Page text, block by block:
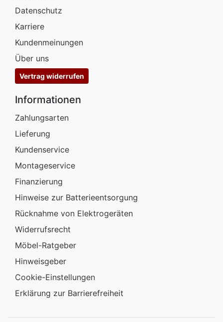
Datenschutz
Karriere
Kundenmeinungen
Über uns
Vertrag widerrufen
Informationen
Zahlungsarten
Lieferung
Kundenservice
Montageservice
Finanzierung
Hinweise zur Batterieentsorgung
Rücknahme von Elektrogeräten
Widerrufsrecht
Möbel-Ratgeber
Hinweisgeber
Cookie-Einstellungen
Erklärung zur Barrierefreiheit